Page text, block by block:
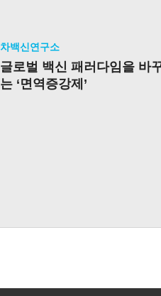
차백신연구소
글로벌 백신 패러다임을 바
는 ‘면역증강제’